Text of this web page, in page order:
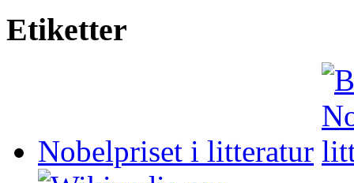
Etiketter
Nobelpriset i litteratur